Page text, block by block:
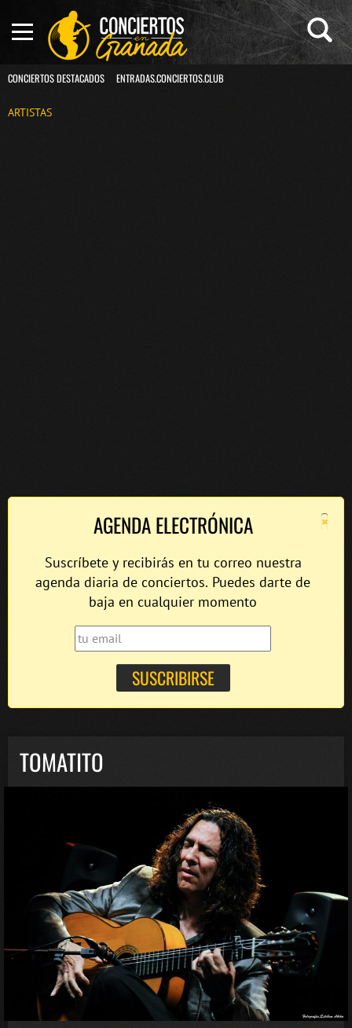
CONCIERTOS DESTACADOS ENTRADAS.CONCIERTOS.CLUB
ARTISTAS
×
AGENDA ELECTRÓNICA
Suscríbete y recibirás en tu correo nuestra
agenda diaria de conciertos. Puedes darte de
baja en cualquier momento
TOMATITO